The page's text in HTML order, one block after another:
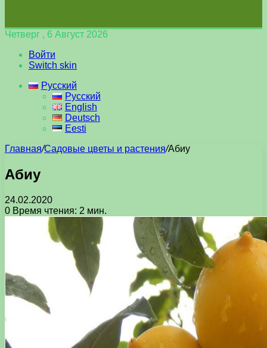
Четверг , 6 Август 2026
Войти
Switch skin
Русский
Русский
English
Deutsch
Eesti
Главная/Садовые цветы и растения/Абиу
Абиу
24.02.2020
0 Время чтения: 2 мин.